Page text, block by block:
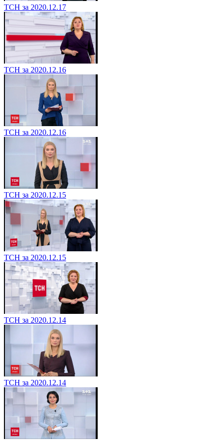
ТСН за 2020.12.17
ТСН за 2020.12.16
ТСН за 2020.12.16
ТСН за 2020.12.15
ТСН за 2020.12.15
ТСН за 2020.12.14
ТСН за 2020.12.14